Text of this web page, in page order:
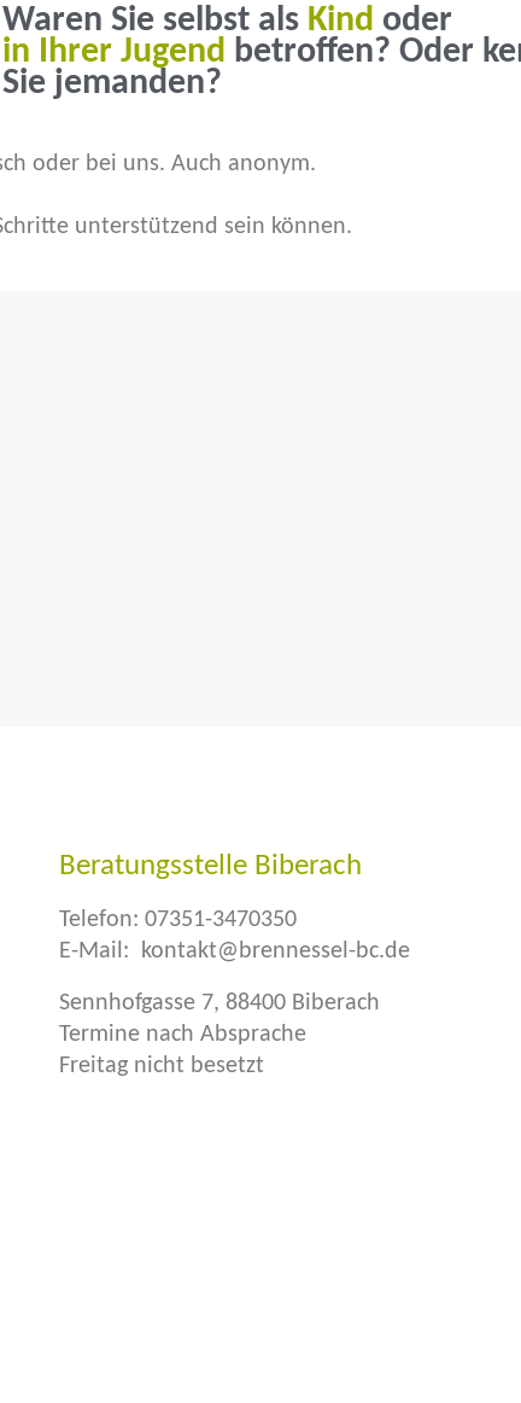
Waren Sie selbst als Kind oder
in Ihrer Jugend betroffen? Oder
Sie jemanden?
oder bei uns. Auch anonym.
unterstützend sein können.
Beratungsstelle Biberach
Telefon: 07351-3470350
E-Mail:
kontakt@brennessel-bc.de
Sennhofgasse 7, 88400 Biberach
Termine nach Absprache
Freitag nicht besetzt